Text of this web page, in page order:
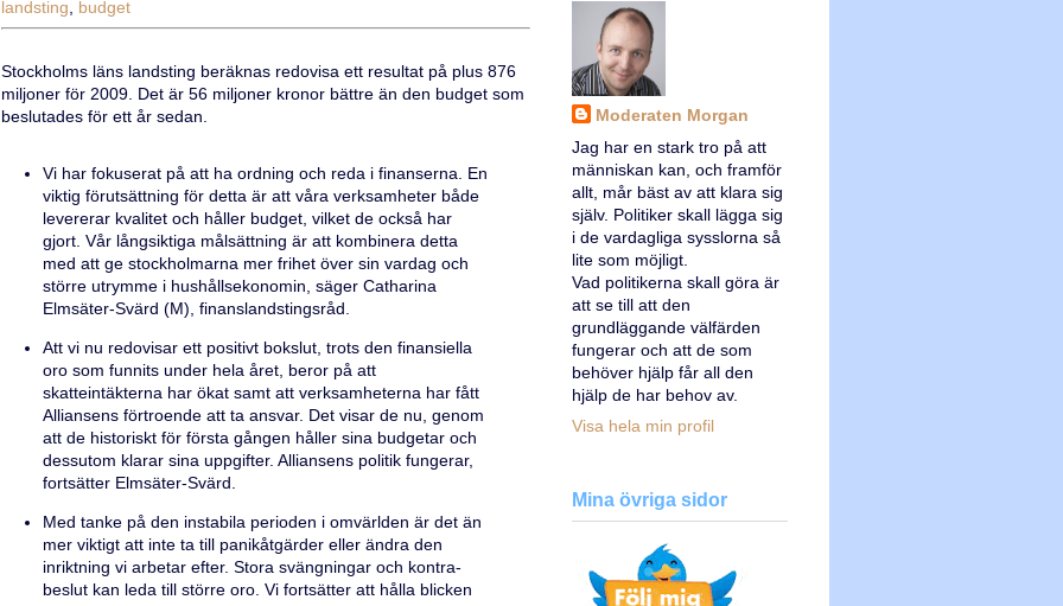
landsting
budget
Stockholms läns landsting beräknas redovisa ett resultat på plus 876
miljoner för 2009. Det är 56 miljoner kronor bättre än den budget som
beslutades för ett år sedan.
Vi har fokuserat på att ha ordning och reda i finanserna. En
viktig förutsättning för detta är att våra verksamheter både
levererar kvalitet och håller budget, vilket de också har
gjort. Vår långsiktiga målsättning är att kombinera detta
med att ge stockholmarna mer frihet över sin vardag och
större utrymme i hushållsekonomin, säger Catharina
Elmsäter-Svärd (M), finanslandstingsråd.
Att vi nu redovisar ett positivt bokslut, trots den finansiella
oro som funnits under hela året, beror på att
skatteintäkterna har ökat samt att verksamheterna har fått
Alliansens förtroende att ta ansvar. Det visar de nu, genom
att de historiskt för första gången håller sina budgetar och
dessutom klarar sina uppgifter. Alliansens politik fungerar,
fortsätter Elmsäter-Svärd.
Med tanke på den instabila perioden i omvärlden är det än
mer viktigt att inte ta till panikåtgärder eller ändra den
inriktning vi arbetar efter. Stora svängningar och kontra-
beslut kan leda till större oro. Vi fortsätter att hålla blicken
Moderaten Morgan
Jag har en stark tro på att
människan kan, och framför
allt, mår bäst av att klara sig
själv. Politiker skall lägga sig
i de vardagliga sysslorna så
lite som möjligt.
Vad politikerna skall göra är
att se till att den
grundläggande välfärden
fungerar och att de som
behöver hjälp får all den
hjälp de har behov av.
Visa hela min profil
Mina övriga sidor